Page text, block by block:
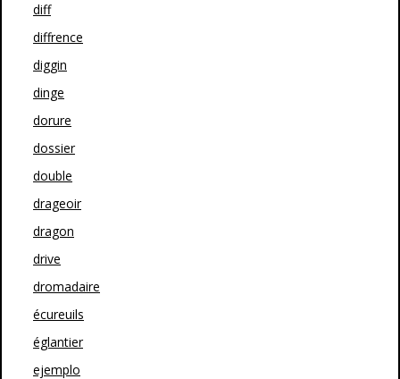
diff
diffrence
diggin
dinge
dorure
dossier
double
drageoir
dragon
drive
dromadaire
écureuils
églantier
ejemplo